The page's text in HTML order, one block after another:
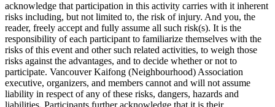
acknowledge that participation in this activity carries with it inherent
risks including, but not limited to, the risk of injury. And you, the
reader, freely accept and fully assume all such risk(s). It is the
responsibility of each participant to familiarize themselves with the
risks of this event and other such related activities, to weigh those
risks against the advantages, and to decide whether or not to
participate. Vancouver Kaifong (Neighbourhood) Association
executive, organizers, and members cannot and will not assume
liability in respect of any of these risks, dangers, hazards and